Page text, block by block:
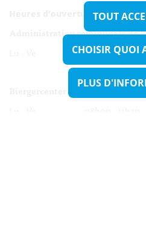
Heures d’ouverture:
Administration communale de
Lu - Ve 08h00 - 11h30
13h30 - 16h00
TOUT
CHOISIR QUOI
PLUS